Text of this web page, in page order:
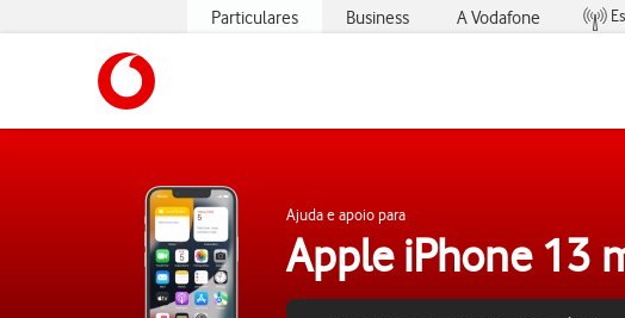
Particulares Business A Vodafone
Ajuda e apoio para
Apple iPhone 13